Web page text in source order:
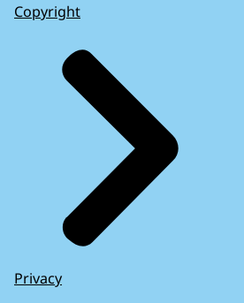
Copyright
Privacy